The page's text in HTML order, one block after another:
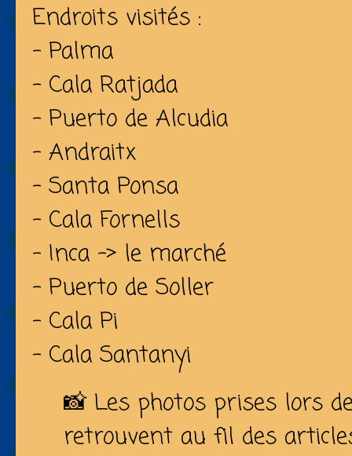
Endroits visités :
- Palma
- Cala Ratjada
- Puerto de Alcudia
- Andraitx
- Santa Ponsa
- Cala Fornells
- Inca -> le marché
- Puerto de Soller
- Cala Pi
- Cala Santanyi
📸 Les photos prises lors
retrouvent au fil des